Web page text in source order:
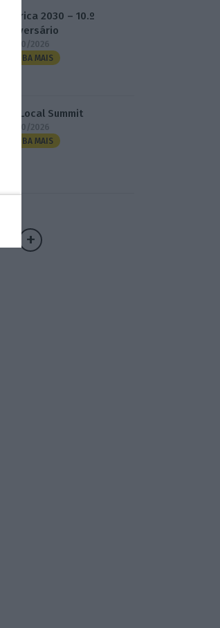
Fábrica 2030 – 10.º
Aniversário
14/10/2026
SAIBA MAIS
3.º Local Summit
07/10/2026
SAIBA MAIS